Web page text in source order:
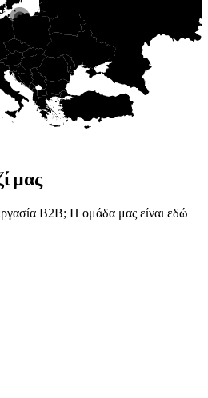
μας
B2B; Η ομάδα μας είναι εδώ